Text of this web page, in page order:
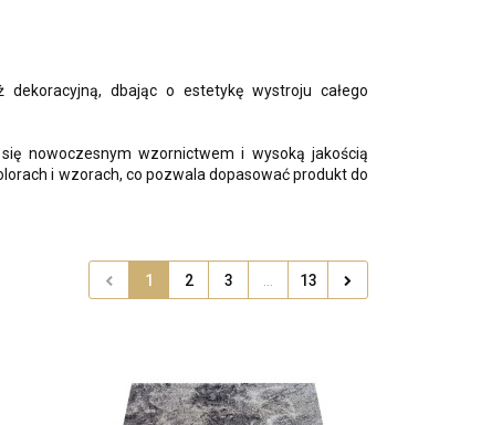
dbając o estetykę wystroju całego
nowoczesnym wzornictwem i wysoką jakością
i wzorach, co pozwala dopasować produkt do
1 2 3 13